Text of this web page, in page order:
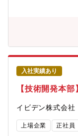
向けに対応する技術
からも、以下の評価
省) 2020年に岐阜
人ホワイト500」(
営銘柄2025」(経産
クライフバランスエ
得【部門のミッショ
板の開発～生産を行
行フェーズで成立さ
ケージ基板技術を通
次世代の社会インフ
す。なかでも品質保
ロセスの調査・分析
入社実績あり
【技術開発本
イビデン株式会社
上場企業 正社員